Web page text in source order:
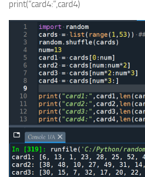
print(“card4:”,card4)